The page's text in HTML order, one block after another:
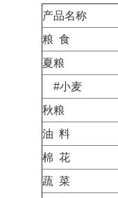
产品名称
粮 食
夏粮
#小麦
秋粮
油 料
棉 花
蔬 菜